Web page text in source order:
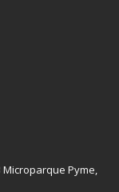
Microparque Pyme,